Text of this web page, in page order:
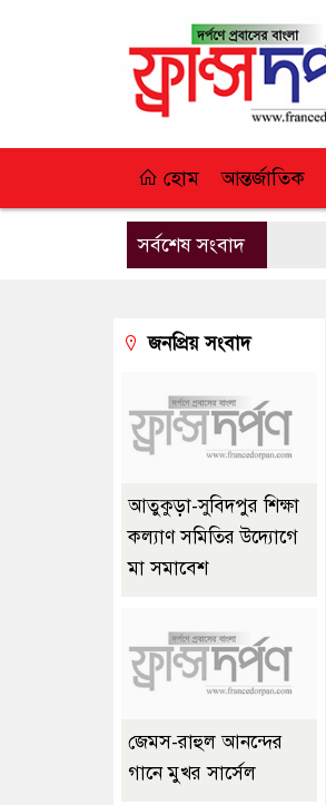
হোম আন্তর্জাতিক
সর্বশেষ সংবাদ
জনপ্রিয় সংবাদ
আতুকুড়া-সুবিদপুর শিক্ষা
কল্যাণ সমিতির উদ্যোগে
মা সমাবেশ
জেমস-রাহুল আনন্দের
গানে মুখর সার্সেল